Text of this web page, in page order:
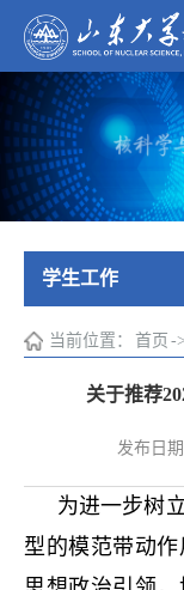
学生工作
当前位置： 首页 ->
关于推荐
发布日
为进一步树
型的模范带动